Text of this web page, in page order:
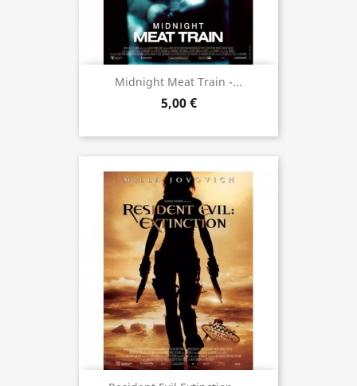
Midnight Meat Train -...
5,00 €